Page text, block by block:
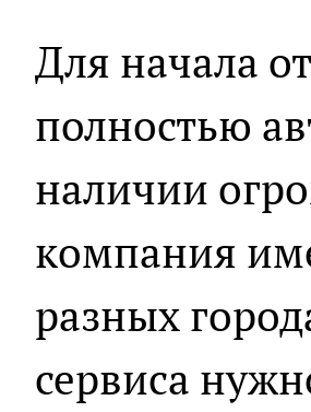
Для начала
полностью
наличии
компания
разных
сервиса